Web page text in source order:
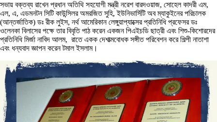
সভায় বক্তব্য রাখেন প্রধান অতিথি সহযোগী মন্ত্রী নরেশ বারদওয়াজ, সোহেল কাদরী এম,
এল, এ, এডমনটন সিটি কাউন্সিলর অমরজিত সুহি, ইউনিভার্সিটি অব ম্যাকুইনের পরিচালক
(আন্তর্জাতিক) ডঃ রীক লুইস, নর্থ আমেরিকান লেঙ্গুয়াপ্যাক্সের প্রতিনিধি প্রফেসর ডঃ
ওলেনকা বিলাসের পক্ষে তার বিবৃতি পাঠ করেন একজন পিএইচডি ছাত্রী এবং শিশু-কিশোরদের
প্রতিনিধি মির্জা নাবিদ আলম, রাতে একক দেশাত্মবোধক সঙ্গীত পরিবেশন করে শিল্পী নাতাশা
এবং ধন্যবাদ জ্ঞাপন করেন টমাল ইসলাম।